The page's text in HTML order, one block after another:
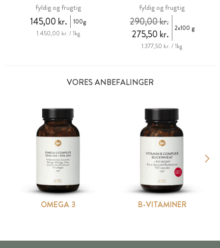
fyldig og frugtig
145,00 kr.
100g
1.450,00 kr. / 1kg
fyldig og frugtig
275,50 kr.
290,00 kr. 2x100 g
1.377,50 kr. / 1kg
VORES ANBEFALINGER
OMEGA 3 B-VITAMINER